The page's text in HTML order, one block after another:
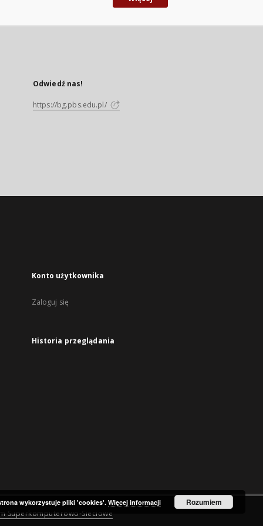
Odwiedź nas!
https://bg.pbs.edu.pl/
Konto użytkownika
Zaloguj się
Historia przeglądania
Superkomputerowo-Sieciowe
wykorzystuje pliki 'cookies'.Więcej informacji Rozumiem